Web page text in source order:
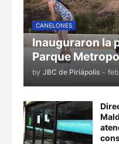
CANELONES
Inauguraron la
Parque
by JBC de Piriápolis -